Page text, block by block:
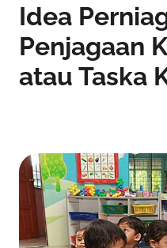
Idea
Penjagaan
atau Taska